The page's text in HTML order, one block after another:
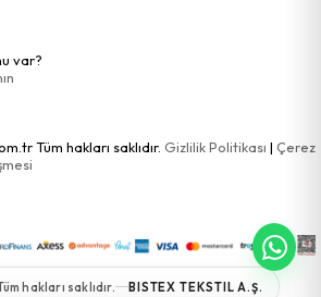
var?
Tüm hakları saklıdır. Gizlilik Politikası | Çerez
hakları saklıdır. BISTEX TEKSTIL A.Ş.